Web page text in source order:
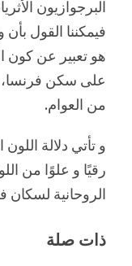
البرجوازيون
فيمكننا القول
هو تعبير عن كون
على سكن فرنسا،
من العوام.
و تأتي دلالة
رقيًا و علوًا من
الروحانية لسكان
ذات صلة